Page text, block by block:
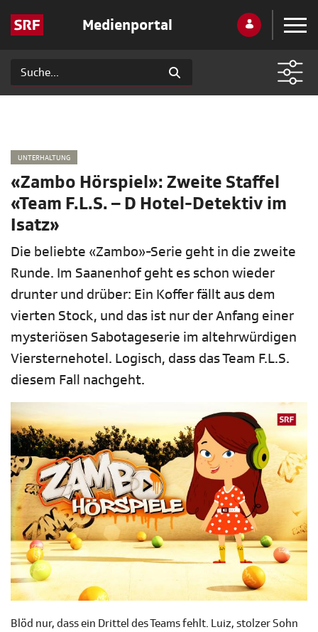
Medienportal
UNTERHALTUNG
«Zambo Hörspiel»: Zweite Staffel
«Team F.L.S. – D Hotel-Detektiv im
Isatz»
Die beliebte «Zambo»-Serie geht in die zweite
Runde. Im Saanenhof geht es schon wieder
drunter und drüber: Ein Koffer fällt aus dem
vierten Stock, und das ist nur der Anfang einer
mysteriösen Sabotageserie im altehrwürdigen
Viersternehotel. Logisch, dass das Team F.L.S.
diesem Fall nachgeht.
Blöd nur, dass ein Drittel des Teams fehlt. Luiz, stolzer Sohn